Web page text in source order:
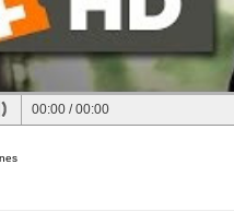
00:00 /00:00